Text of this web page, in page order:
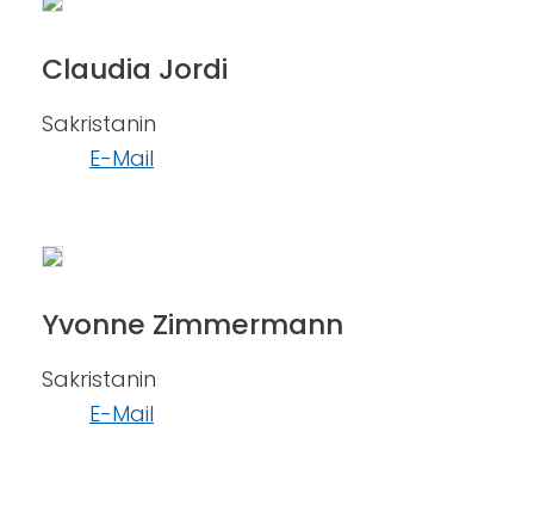
Claudia Jordi
Sakristanin
E-Mail
Yvonne Zimmermann
Sakristanin
E-Mail